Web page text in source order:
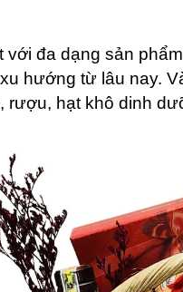
với đa dạng sản
hướng từ lâu nay.
rượu, hạt khô dinh